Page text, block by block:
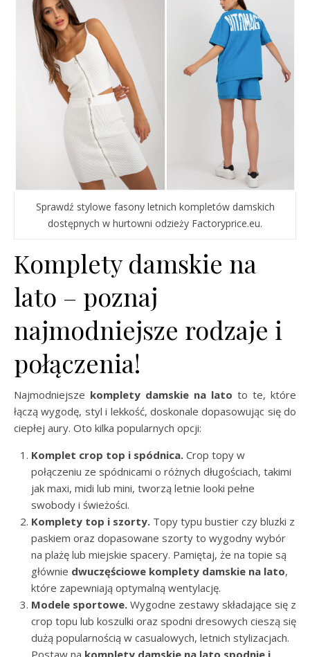
Sprawdź stylowe fasony letnich kompletów damskich
dostępnych w hurtowni odzieży Factoryprice.eu.
Komplety damskie na
lato – poznaj
najmodniejsze rodzaje i
połączenia!
Najmodniejsze komplety damskie na lato to te, które
łączą wygodę, styl i lekkość, doskonale dopasowując się do
ciepłej aury. Oto kilka popularnych opcji:
Komplet crop top i spódnica. Crop topy w
połączeniu ze spódnicami o różnych długościach, takimi
jak maxi, midi lub mini, tworzą letnie looki pełne
swobody i świeżości.
Komplety top i szorty. Topy typu bustier czy bluzki z
paskiem oraz dopasowane szorty to wygodny wybór
na plażę lub miejskie spacery. Pamiętaj, że na topie są
głównie dwuczęściowe komplety damskie na lato,
które zapewniają optymalną wentylację.
Modele sportowe. Wygodne zestawy składające się z
crop topu lub koszulki oraz spodni dresowych cieszą się
dużą popularnością w casualowych, letnich stylizacjach.